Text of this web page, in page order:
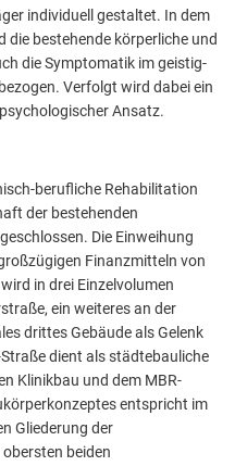
individuell gestaltet. In dem
die bestehende körperliche und
die Symptomatik im geistig-
Verfolgt wird dabei ein
Ansatz.
berufliche Rehabilitation
der bestehenden
Die Einweihung
Finanzmitteln von
in drei Einzelvolumen
ein weiteres an der
drittes Gebäude als Gelenk
dient als städtebauliche
Klinikbau und dem MBR-
entspricht im
Gliederung der
beiden